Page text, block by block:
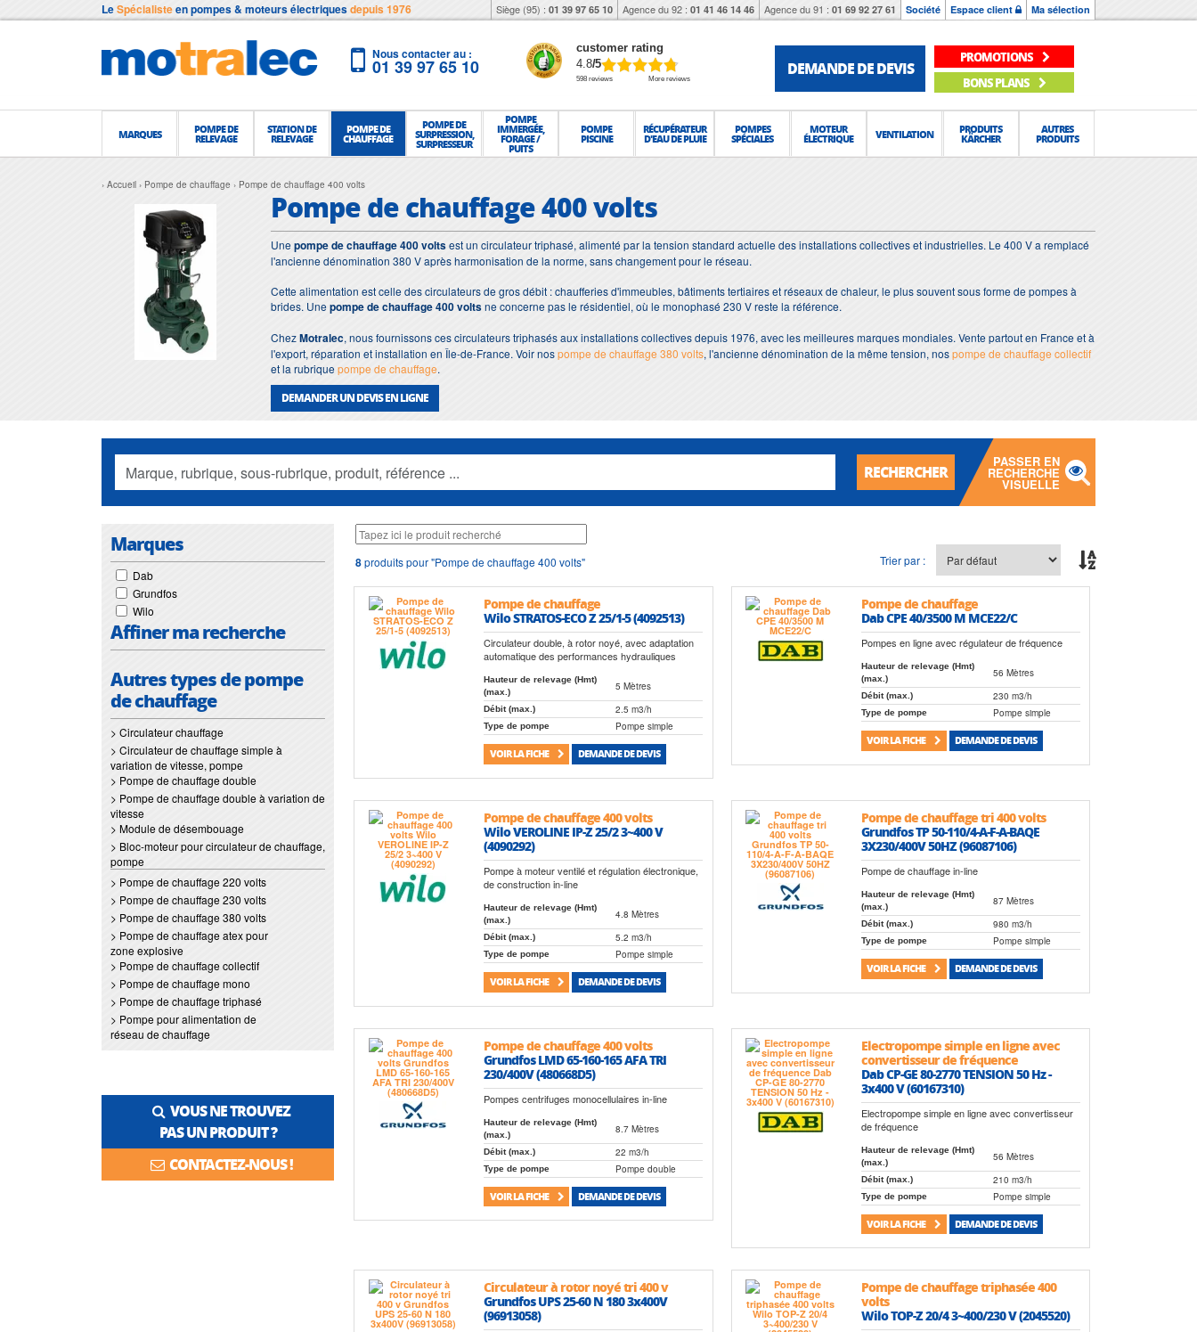
LeSpécialisteen pompes & moteurs électriquesdepuis 1976 Siège (95) : 01 39 97 65 10 Agence du 92 : 01 41 46 14 46 Agence du 91 : 01 69 92 27 61 Société Espace client Ma sélection
Nous contacter au :
01 39 97 65 10
customer rating
4.8/5
598 reviews More reviews
DEMANDE DE DEVIS
PROMOTIONS
BONS PLANS
MARQUES POMPE DE
RELEVAGE
STATION DE
RELEVAGE
POMPE DE
CHAUFFAGE
POMPE DE
SURPRESSION,
SURPRESSEUR
POMPE
IMMERGÉE,
FORAGE /
PUITS
POMPE
PISCINE
RÉCUPÉRATEUR
D'EAU DE PLUIE
POMPES
SPÉCIALES
MOTEUR
ÉLECTRIQUE VENTILATION PRODUITS
KÄRCHER
AUTRES
PRODUITS
Accueil Pompe de chauffage Pompe de chauffage 400 volts
Pompe de chauffage 400 volts
Unepompe de chauffage 400 voltsest un circulateur triphasé, alimenté par la tension standard actuelle des installations collectives et industrielles. Le 400 V a remplacé
l'ancienne dénomination 380 V après harmonisation de la norme, sans changement pour le réseau.
Cette alimentation est celle des circulateurs de gros débit : chaufferies d'immeubles, bâtiments tertiaires et réseaux de chaleur, le plus souvent sous forme de pompes à
brides. Unepompe de chauffage 400 voltsne concerne pas le résidentiel, où le monophasé 230 V reste la référence.
ChezMotralec, nous fournissons ces circulateurs triphasés aux installations collectives depuis 1976, avec les meilleures marques mondiales. Vente partout en France et à
l'export, réparation et installation en Île-de-France. Voir nospompe de chauffage 380 volts, l'ancienne dénomination de la même tension, nospompe de chauffage collectif
et la rubriquepompe de chauffage.
DEMANDER UN DEVIS EN LIGNE
RECHERCHER
PASSER EN
RECHERCHE
VISUELLE
Marques
Dab
Grundfos
Wilo
Affiner ma recherche
Autres types de pompe
de chauffage
> Circulateur chauffage
> Circulateur de chauffage simple à
variation de vitesse, pompe
> Pompe de chauffage double
> Pompe de chauffage double à variation de
vitesse
> Module de désembouage
> Bloc-moteur pour circulateur de chauffage,
pompe
> Pompe de chauffage 220 volts
> Pompe de chauffage 230 volts
> Pompe de chauffage 380 volts
> Pompe de chauffage atex pour
zone explosive
> Pompe de chauffage collectif
> Pompe de chauffage mono
> Pompe de chauffage triphasé
> Pompe pour alimentation de
réseau de chauffage
VOUS NE TROUVEZ
PAS UN PRODUIT ?
CONTACTEZ-NOUS !
8produits pour "Pompe de chauffage 400 volts" Trier par :
Pompe de chauffage
Wilo STRATOS-ECO Z 25/1-5 (4092513)
Circulateur double, à rotor noyé, avec adaptation
automatique des performances hydrauliques
Hauteur de relevage (Hmt)
(max.)
5 Mètres
Débit (max.) 2.5 m3/h
Type de pompe Pompe simple
VOIR LA FICHE DEMANDE DE DEVIS
Pompe de chauffage
Dab CPE 40/3500 M MCE22/C
Pompes en ligne avec régulateur de fréquence
Hauteur de relevage (Hmt)
(max.)
56 Mètres
Débit (max.) 230 m3/h
Type de pompe Pompe simple
VOIR LA FICHE DEMANDE DE DEVIS
Pompe de chauffage 400 volts
Wilo VEROLINE IP-Z 25/2 3~400 V
(4090292)
Pompe à moteur ventilé et régulation électronique,
de construction in-line
Hauteur de relevage (Hmt)
(max.)
4.8 Mètres
Débit (max.) 5.2 m3/h
Type de pompe Pompe simple
VOIR LA FICHE DEMANDE DE DEVIS
Pompe de chauffage tri 400 volts
Grundfos TP 50-110/4-A-F-A-BAQE
3X230/400V 50HZ (96087106)
Pompe de chauffage in-line
Hauteur de relevage (Hmt)
(max.)
87 Mètres
Débit (max.) 980 m3/h
Type de pompe Pompe simple
VOIR LA FICHE DEMANDE DE DEVIS
Pompe de chauffage 400 volts
Grundfos LMD 65-160-165 AFA TRI
230/400V (480668D5)
Pompes centrifuges monocellulaires in-line
Hauteur de relevage (Hmt)
(max.)
8.7 Mètres
Débit (max.) 22 m3/h
Type de pompe Pompe double
VOIR LA FICHE DEMANDE DE DEVIS
Electropompe simple en ligne avec
convertisseur de fréquence
Dab CP-GE 80-2770 TENSION 50 Hz -
3x400 V (60167310)
Electropompe simple en ligne avec convertisseur
de fréquence
Hauteur de relevage (Hmt)
(max.)
56 Mètres
Débit (max.) 210 m3/h
Type de pompe Pompe simple
VOIR LA FICHE DEMANDE DE DEVIS
Circulateur à rotor noyé tri 400 v
Grundfos UPS 25-60 N 180 3x400V
(96913058)
Pompe de chauffage triphasée 400
volts
Wilo TOP-Z 20/4 3~400/230 V (2045520)